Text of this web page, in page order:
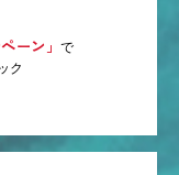
ーン」で
ク